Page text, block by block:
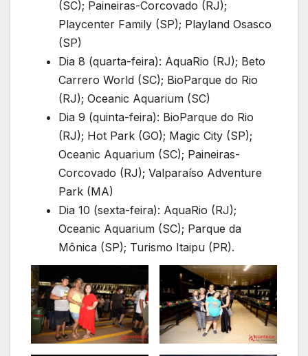
(SC); Paineiras-Corcovado (RJ);
Playcenter Family (SP); Playland Osasco
(SP)
Dia 8 (quarta-feira): AquaRio (RJ); Beto
Carrero World (SC); BioParque do Rio
(RJ); Oceanic Aquarium (SC)
Dia 9 (quinta-feira): BioParque do Rio
(RJ); Hot Park (GO); Magic City (SP);
Oceanic Aquarium (SC); Paineiras-
Corcovado (RJ); Valparaíso Adventure
Park (MA)
Dia 10 (sexta-feira): AquaRio (RJ);
Oceanic Aquarium (SC); Parque da
Mônica (SP); Turismo Itaipu (PR).